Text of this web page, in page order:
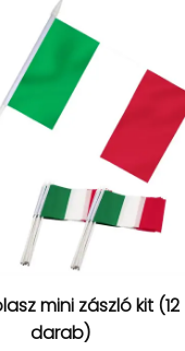
mini zászló kit (12
darab)